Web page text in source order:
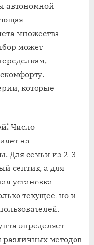
автономной
множества
может
которые
Число
на
Для семьи из 2-3
септик‚ а для
установка.
текущее‚ но и
определяет
различных методов